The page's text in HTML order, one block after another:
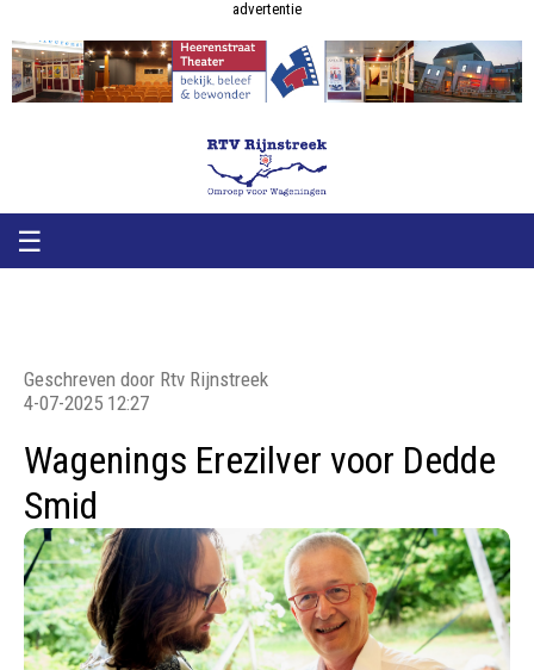
advertentie
☰
Geschreven door Rtv Rijnstreek
4-07-2025 12:27
Wagenings Erezilver voor Dedde
Smid